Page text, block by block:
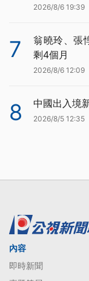
2026/8/6 19:39
7
翁曉玲、張
剩4個月
2026/8/6 12:09
8 中國出入境
2026/8/5 12:35
內容
即時新聞